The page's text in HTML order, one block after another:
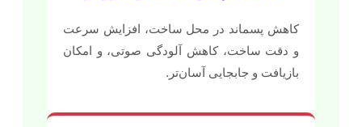
کاهش پسماند در محل ساخت، افزایش سرعت
و دقت ساخت، کاهش آلودگی صوتی، و امکان
بازیافت و جابجایی آسان‌تر.